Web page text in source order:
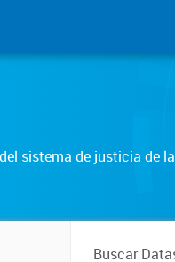
sistema de justicia de la